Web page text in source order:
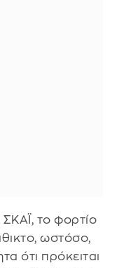
το φορτίο
ωστόσο,
ότι πρόκειται